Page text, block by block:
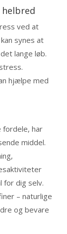
ved at
synes at
lange løb.
hjælpe med
fordele, har
middel.
for dig selv.
– naturlige
og bevare